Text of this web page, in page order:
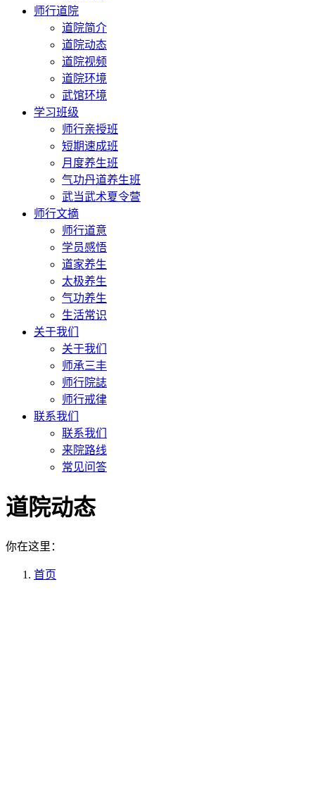
师行道院
道院简介
道院动态
道院视频
道院环境
武馆环境
学习班级
师行亲授班
短期速成班
月度养生班
气功丹道养生班
武当武术夏令营
师行文摘
师行道意
学员感悟
道家养生
太极养生
气功养生
生活常识
关于我们
关于我们
师承三丰
师行院誌
师行戒律
联系我们
联系我们
来院路线
常见问答
道院动态
你在这里：
首页